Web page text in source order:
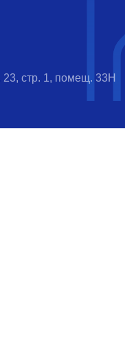
23, стр. 1, помещ. 33Н